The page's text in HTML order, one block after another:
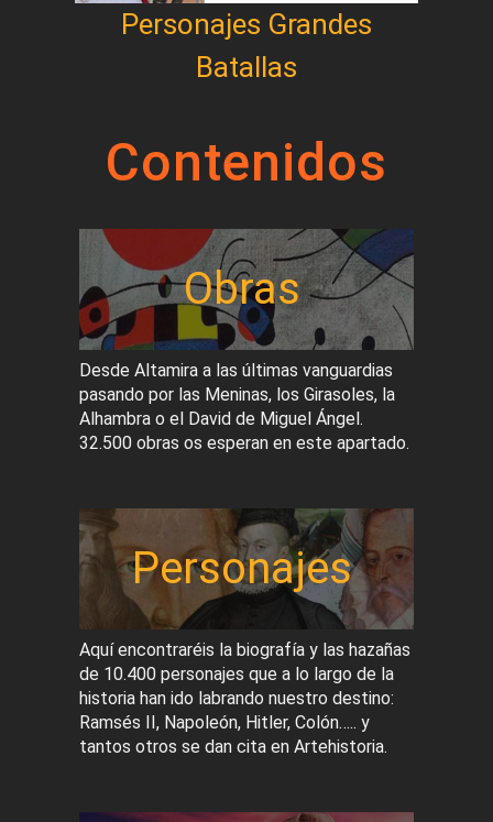
Personajes Grandes
Batallas
Contenidos
Obras
Desde Altamira a las últimas vanguardias
pasando por las Meninas, los Girasoles, la
Alhambra o el David de Miguel Ángel.
32.500 obras os esperan en este apartado.
Personajes
Aquí encontraréis la biografía y las hazañas
de 10.400 personajes que a lo largo de la
historia han ido labrando nuestro destino:
Ramsés II, Napoleón, Hitler, Colón….. y
tantos otros se dan cita en Artehistoria.